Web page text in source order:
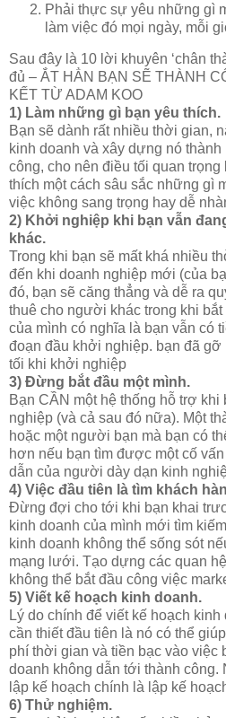
Phải thực sự yêu những gì
làm việc đó mọi ngày, mỗi
Sau đây là 10 lời khuyên ‘chân
đủ – ẮT HẲN BẠN SẼ THÀNH
KẾT TỪ ADAM KOO
1) Làm những gì bạn yêu thích.
Bạn sẽ dành rất nhiều thời gian,
kinh doanh và xây dựng nó
công, cho nên điều tối quan
thích một cách sâu sắc những gì
việc không sang trọng hay dễ
2) Khởi nghiệp khi bạn vẫn
khác.
Trong khi bạn sẽ mất khá nhiều
đến khi doanh nghiệp mới (của
đó, bạn sẽ căng thẳng và dễ ra
thuê cho người khác trong khi
của mình có nghĩa là bạn vẫn có
đoạn đầu khởi nghiệp. bạn đã
tối khi khởi nghiệp
3) Đừng bắt đầu một mình.
Bạn CẦN một hệ thống hỗ trợ khi
nghiệp (và cả sau đó nữa). Một
hoặc một người bạn mà bạn có
hơn nếu bạn tìm được một cố
dẫn của người dày dạn kinh
4) Việc đầu tiên là tìm khách
Đừng đợi cho tới khi bạn khai
kinh doanh của mình mới tìm
kinh doanh không thể sống sót
mạng lưới. Tạo dựng các quan
không thể bắt đầu công việc
5) Viết kế hoạch kinh doanh.
Lý do chính để viết kế hoạch
cần thiết đầu tiên là nó có thể
phí thời gian và tiền bạc vào việc
doanh không dẫn tới thành công.
lập kế hoạch chính là lập kế
6) Thử nghiệm.